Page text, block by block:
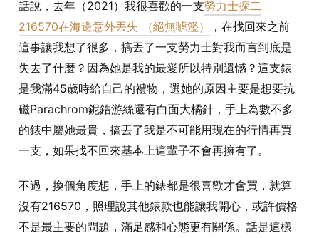
話說，去年（2021）我很喜歡的一支勞力士探二
216570在海邊意外丟失 （絕無唬濫）
，在找回來之前
這事讓我想了很多，搞丟了一支勞力士對我而言到底是
失去了什麼？因為她是我的最愛所以特別遺憾？這支錶
是我滿45歲時給自己的禮物，選她的原因主要是想要抗
磁Parachrom鈮鋯游絲還有白面大橘針，手上為數不多
的錶中屬她最貴，搞丟了我是不可能用現在的行情再買
一支，如果找不回來基本上這輩子不會再擁有了。
不過，換個角度想，手上的錶都是很喜歡才會買，就算
沒有216570，照理說其他錶款也能讓我開心，或許價格
不是最主要的問題，滿足感和心態更有關係。話是這樣